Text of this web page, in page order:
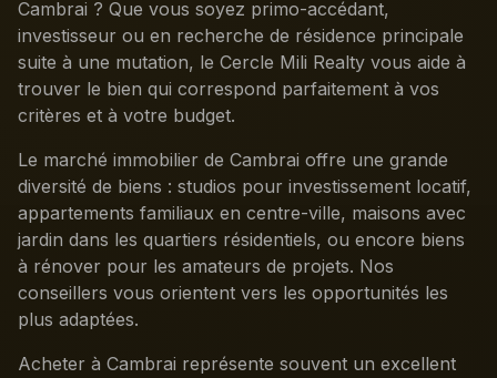
Cambrai ? Que vous soyez primo-accédant,
investisseur ou en recherche de résidence principale
suite à une mutation, le Cercle Mili Realty vous aide à
trouver le bien qui correspond parfaitement à vos
critères et à votre budget.
Le marché immobilier de Cambrai offre une grande
diversité de biens : studios pour investissement locatif,
appartements familiaux en centre-ville, maisons avec
jardin dans les quartiers résidentiels, ou encore biens
à rénover pour les amateurs de projets. Nos
conseillers vous orientent vers les opportunités les
plus adaptées.
Acheter à Cambrai représente souvent un excellent